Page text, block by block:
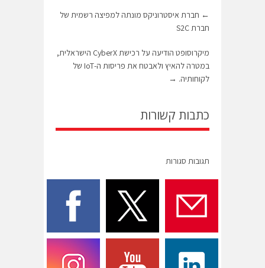
← חברת איסטרוניקס מונתה למפיצה רשמית של
חברת S2C
מיקרוסופט הודיעה על רכישת CyberX הישראלית,
במטרה להאיץ ולאבטח את פריסות ה-IoT של
לקוחותיה. →
כתבות קשורות
תגובות סגורות